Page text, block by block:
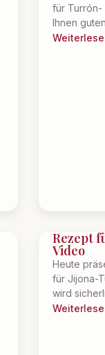
für Turrón-
Ihnen
Rezept
Video
Heute
für Jijona-
wird